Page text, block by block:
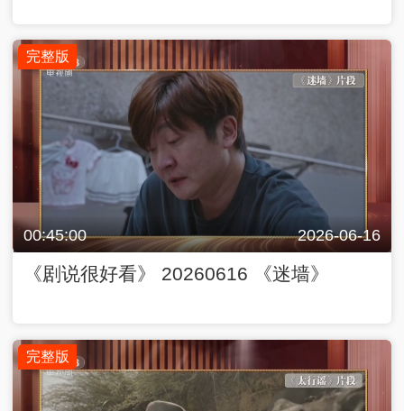
完整版
00:45:00 2026-06-16
《剧说很好看》 20260616 《迷墙》
完整版